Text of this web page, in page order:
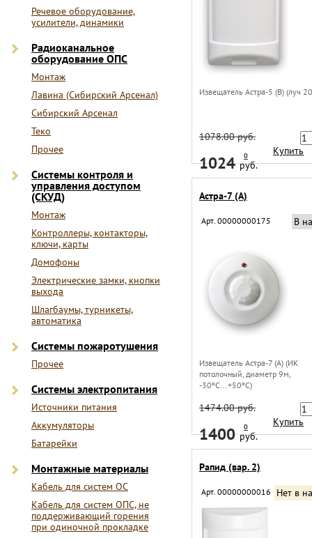
Речевое оборудование,
усилители, динамики
Радиоканальное
оборудование ОПС
Монтаж
Лавина (Сибирский Арсенал)
Сибирский Арсенал
Теко
Прочее
Системы контроля и
управления доступом
(СКУД)
Монтаж
Контроллеры, контакторы,
ключи, карты
Домофоны
Электрические замки, кнопки
выхода
Шлагбаумы, турникеты,
автоматика
Системы пожаротушения
Прочее
Системы электропитания
Источники питания
Аккумуляторы
Батарейки
Монтажные материалы
Кабель для систем ОС
Кабель для систем ОПС, не
поддерживающий горения
при одиночной прокладке
Извещатель Астра-5 (В) (луч
1078.00 руб.
1024 0
руб.
Купить
Астра-7 (А)
Арт. 00000000175 В
Извещатель Астра-7 (А) (ИК
потолочный, диаметр 9м,
-30ºС...+50ºС)
1474.00 руб.
1400 0
руб.
Купить
Рапид (вар. 2)
Арт. 00000000016 Нет в